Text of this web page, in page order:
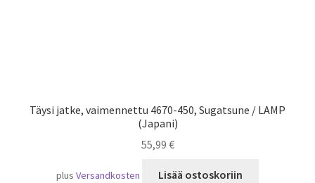
Täysi jatke, vaimennettu 4670-450, Sugatsune / LAMP
(Japani)
55,99 €
plusVersandkosten Lisää ostoskoriin